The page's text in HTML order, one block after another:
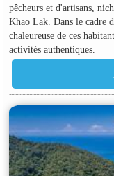
pêcheurs et d'artisans,
Khao Lak. Dans le cadre
chaleureuse de ces
activités authentiques.